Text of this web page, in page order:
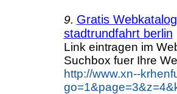
9. Gratis
stadtrundfahrt berlin
Link eintragen im
Suchbox fuer Ihre
http://www.xn--